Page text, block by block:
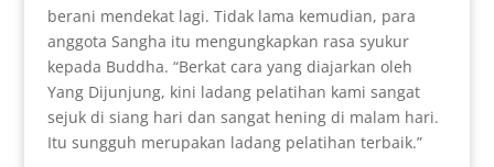
berani mendekat lagi. Tidak lama kemudian, para
anggota Sangha itu mengungkapkan rasa syukur
kepada Buddha. “Berkat cara yang diajarkan oleh
Yang Dijunjung, kini ladang pelatihan kami sangat
sejuk di siang hari dan sangat hening di malam hari.
Itu sungguh merupakan ladang pelatihan terbaik.”